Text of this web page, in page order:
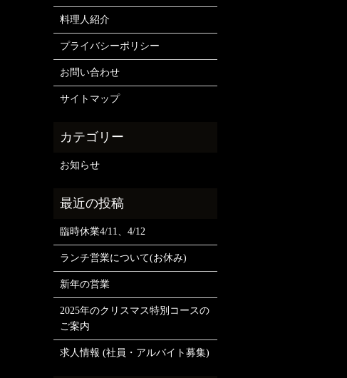
料理人紹介
プライバシーポリシー
お問い合わせ
サイトマップ
お知らせ
臨時休業4/11、4/12
ランチ営業について(お休み)
新年の営業
2025年のクリスマス特別コースの
ご案内
求人情報 (社員・アルバイト募集)